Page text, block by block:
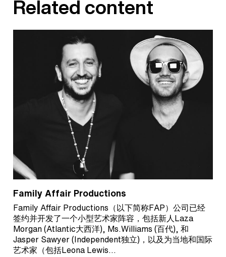
Related content
Family Affair Productions
Family Affair Productions（以下简称FAP）公司已经
签约并开发了一个小型艺术家阵容，包括新人Laza
Morgan (Atlantic大西洋), Ms.Williams (百代), 和
Jasper Sawyer (Independent独立)，以及为当地和国际
艺术家（包括Leona Lewis…